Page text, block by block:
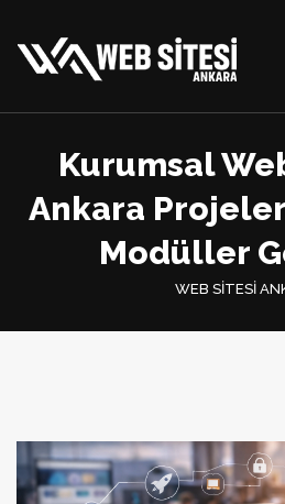
Kurumsal
Ankara
Modüller
WEB SİTESİ